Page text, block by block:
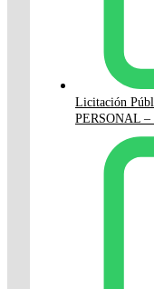
Licitación
PERSONAL